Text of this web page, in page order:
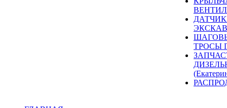
ТРОСЫ